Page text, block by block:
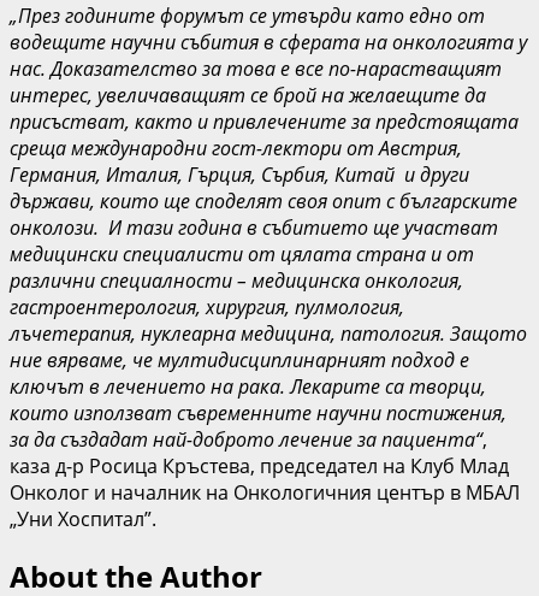
„През годините форумът се утвърди като едно от
водещите научни събития в сферата на онкологията у
нас. Доказателство за това е все по-нарастващият
интерес, увеличаващият се брой на желаещите да
присъстват, както и привлечените за предстоящата
среща международни гост-лектори от Австрия,
Германия, Италия, Гърция, Сърбия, Китай и други
държави, които ще споделят своя опит с българските
онколози. И тази година в събитието ще участват
медицински специалисти от цялата страна и от
различни специалности – медицинска онкология,
гастроентерология, хирургия, пулмология,
лъчетерапия, нуклеарна медицина, патология. Защото
ние вярваме, че мултидисциплинарният подход е
ключът в лечението на рака. Лекарите са творци,
които използват съвременните научни постижения,
за да създадат най-доброто лечение за пациента“,
каза д-р Росица Кръстева, председател на Клуб Млад
Онколог и началник на Онкологичния център в МБАЛ
„Уни Хоспитал”.
About the Author